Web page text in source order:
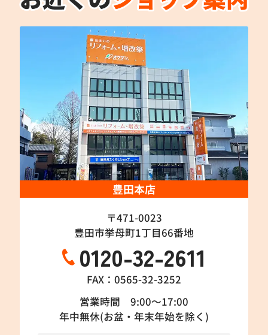
豊田本店
〒471-0023
豊田市挙母町1丁目66番地
0120-32-2611
FAX：0565-32-3252
営業時間 9:00～17:00
年中無休(お盆・年末年始を除く)